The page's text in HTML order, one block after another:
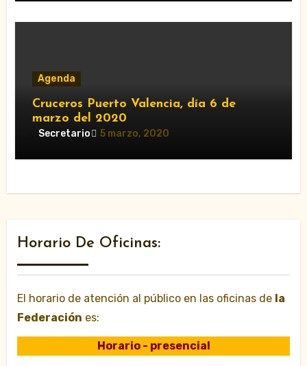
Agenda
Cruceros Puerto Valencia, día 6 de
marzo del 2020
Secretario 5 marzo, 2020
Horario De Oficinas:
El horario de atención al público en las oficinas de la
Federación es:
Horario - presencial